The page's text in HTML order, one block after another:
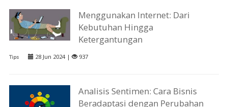
Menggunakan Internet: Dari
Kebutuhan Hingga
Ketergantungan
Tips 28 Jun 2024 | 937
Analisis Sentimen: Cara Bisnis
Beradaptasi dengan Perubahan